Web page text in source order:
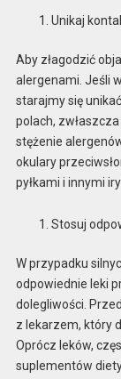
Unikaj
Aby złagodzić
alergenami. Jeśli
starajmy się
polach,
stężenie
okulary
pyłkami i innymi
Stosuj
W przypadku
odpowiednie leki
dolegliwości.
z lekarzem, który
Oprócz leków,
suplementów